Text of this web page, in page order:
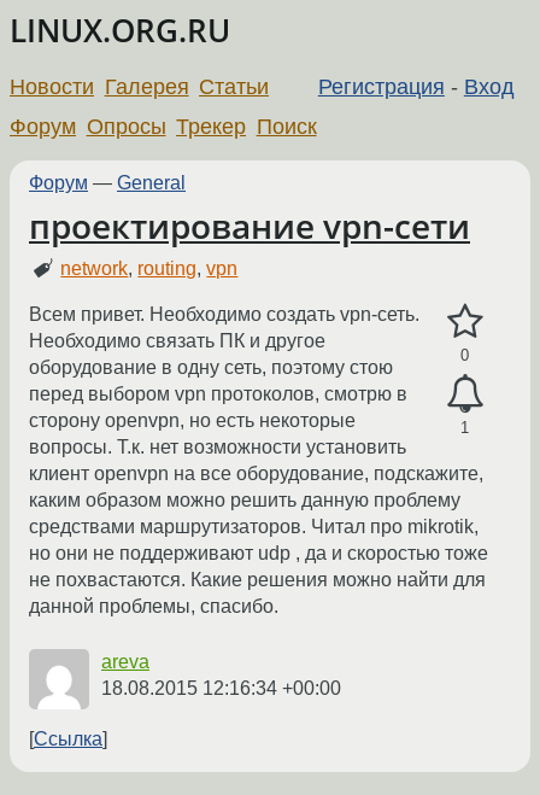
LINUX.ORG.RU
Регистрация - Вход
Новости Галерея Статьи
Форум Опросы Трекер Поиск
Форум — General
проектирование vpn-сети
network, routing,vpn
0
1
Всем привет. Необходимо создать vpn-сеть.
Необходимо связать ПК и другое
оборудование в одну сеть, поэтому стою
перед выбором vpn протоколов, смотрю в
сторону openvpn, но есть некоторые
вопросы. Т.к. нет возможности установить
клиент openvpn на все оборудование, подскажите,
каким образом можно решить данную проблему
средствами маршрутизаторов. Читал про mikrotik,
но они не поддерживают udp , да и скоростью тоже
не похвастаются. Какие решения можно найти для
данной проблемы, спасибо.
areva
18.08.2015 12:16:34 +00:00
Ссылка